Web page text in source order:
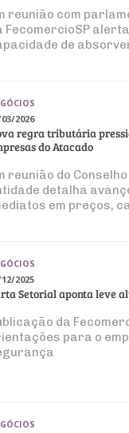
reunião com
FecomercioSP
de
2026
regra tributária
do Atacado
reunião do
detalha
em preços,
2025
Setorial aponta leve
da
para o